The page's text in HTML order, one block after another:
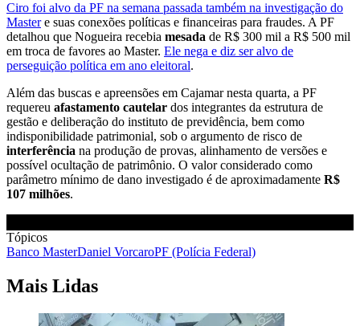
Ciro foi alvo da PF na semana passada também na investigação do
Mastere suas conexões políticas e financeiras para fraudes. A PF
detalhou que Nogueira recebia mesada de R$ 300 mil a R$ 500 mil
em troca de favores ao Master. Ele nega e diz ser alvo de
perseguição política em ano eleitoral.
Além das buscas e apreensões em Cajamar nesta quarta, a PF
requereu afastamento cautelar dos integrantes da estrutura de
gestão e deliberação do instituto de previdência, bem como
indisponibilidade patrimonial, sob o argumento de risco de
interferência na produção de provas, alinhamento de versões e
possível ocultação de patrimônio. O valor considerado como
parâmetro mínimo de dano investigado é de aproximadamente R$
107 milhões.
Tópicos
Banco MasterDaniel VorcaroPF (Polícia Federal)
Mais Lidas